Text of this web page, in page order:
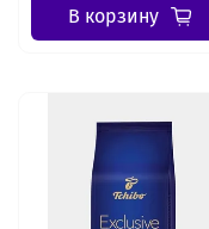
В корзину